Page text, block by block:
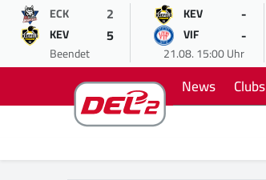
ECK 2
KEV 5
Beendet
KEV -
VIF -
21.08. 15:00 Uhr
News Clubs